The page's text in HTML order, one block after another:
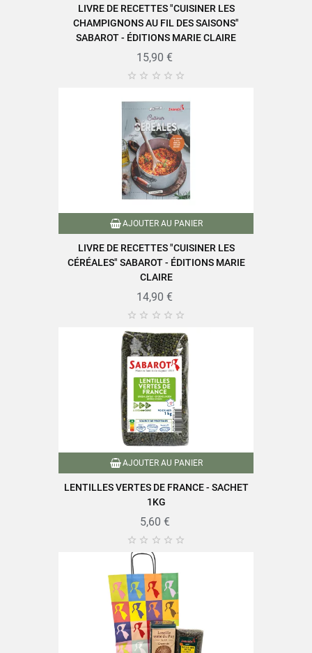
LIVRE DE RECETTES "CUISINER LES
CHAMPIGNONS AU FIL DES SAISONS"
SABAROT - ÉDITIONS MARIE CLAIRE
15,90 €
    
AJOUTER AU PANIER
LIVRE DE RECETTES "CUISINER LES
CÉRÉALES" SABAROT - ÉDITIONS MARIE
CLAIRE
14,90 €
    
AJOUTER AU PANIER
LENTILLES VERTES DE FRANCE - SACHET
1KG
5,60 €
    